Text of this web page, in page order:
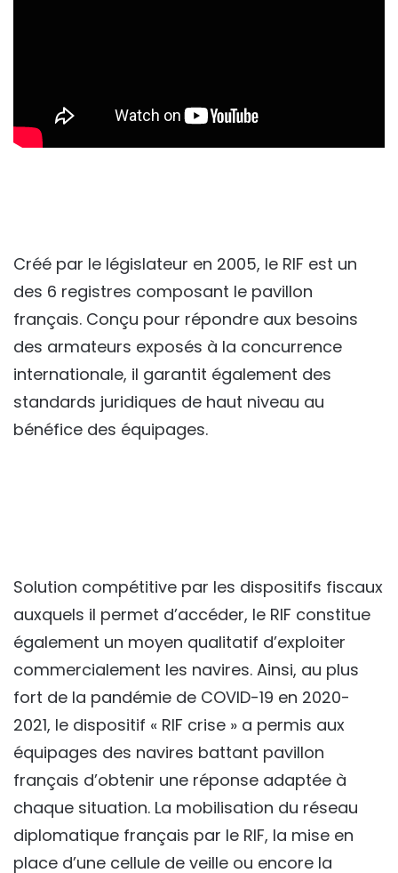
Créé par le législateur en 2005, le RIF est un
des 6 registres composant le pavillon
français. Conçu pour répondre aux besoins
des armateurs exposés à la concurrence
internationale, il garantit également des
standards juridiques de haut niveau au
bénéfice des équipages.
Solution compétitive par les dispositifs fiscaux
auxquels il permet d’accéder, le RIF constitue
également un moyen qualitatif d’exploiter
commercialement les navires. Ainsi, au plus
fort de la pandémie de COVID-19 en 2020-
2021, le dispositif « RIF crise » a permis aux
équipages des navires battant pavillon
français d’obtenir une réponse adaptée à
chaque situation. La mobilisation du réseau
diplomatique français par le RIF, la mise en
place d’une cellule de veille ou encore la